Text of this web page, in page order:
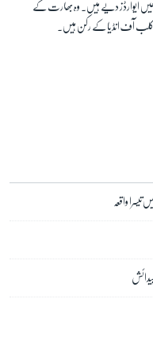
ایوارڈز دیے ہیں۔ وہ بھارت کے
آف انڈیا کے رکن ہیں۔
واقعہ